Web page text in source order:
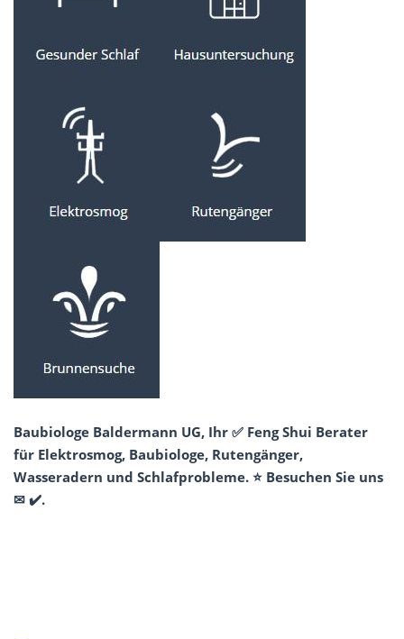
Baubiologe Baldermann UG, Ihr ✅ Feng Shui Berater
für Elektrosmog, Baubiologe, Rutengänger,
Wasseradern und Schlafprobleme. ⭐ Besuchen Sie uns
✉ ✔️.